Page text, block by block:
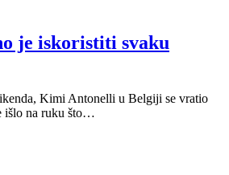
je iskoristiti svaku
Kimi Antonelli u Belgiji se vratio
išlo na ruku što…